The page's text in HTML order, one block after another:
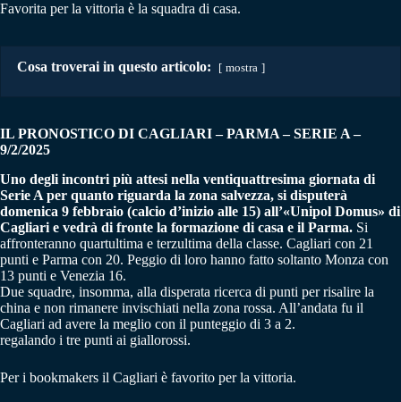
Favorita per la vittoria è la squadra di casa.
Cosa troverai in questo articolo: mostra
IL PRONOSTICO DI CAGLIARI – PARMA–SERIE A –
9/2/2025
Uno degli incontri più attesi nella ventiquattresima giornata di
Serie A per quanto riguarda la zona salvezza, si disputerà
domenica 9 febbraio (calcio d’inizio alle 15) all’«Unipol Domus» di
Cagliari e vedrà di fronte la formazione di casa e il Parma. Si
affronteranno quartultima e terzultima della classe. Cagliari con 21
punti e Parma con 20. Peggio di loro hanno fatto soltanto Monza con
13 punti e Venezia 16.
Due squadre, insomma, alla disperata ricerca di punti per risalire la
china e non rimanere invischiati nella zona rossa. All’andata fu il
Cagliari ad avere la meglio con il punteggio di 3 a 2.
regalando i tre punti ai giallorossi.
Per i bookmakers il Cagliari è favorito per la vittoria.